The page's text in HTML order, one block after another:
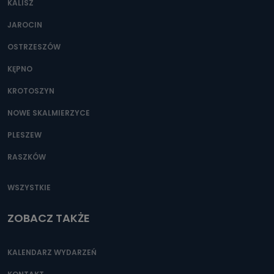
Można to zrobić pod numerem telefonu 62 735-51-05 lub
KALISZ
JAROCIN
OSTRZESZÓW
KĘPNO
KROTOSZYN
NOWE SKALMIERZYCE
PLESZEW
RASZKÓW
WSZYSTKIE
ZOBACZ TAKŻE
KALENDARZ WYDARZEŃ